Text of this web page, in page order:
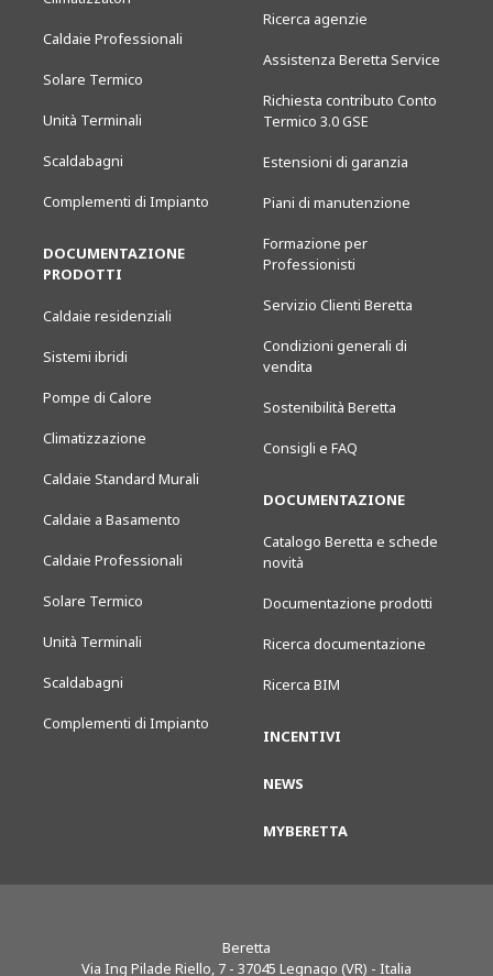
Caldaie Professionali
Solare Termico
Unità Terminali
Scaldabagni
Complementi di Impianto
DOCUMENTAZIONE
PRODOTTI
Caldaie residenziali
Sistemi ibridi
Pompe di Calore
Climatizzazione
Caldaie Standard Murali
Caldaie a Basamento
Caldaie Professionali
Solare Termico
Unità Terminali
Scaldabagni
Complementi di Impianto
Ricerca agenzie
Assistenza Beretta Service
Richiesta contributo Conto
Termico 3.0 GSE
Estensioni di garanzia
Piani di manutenzione
Formazione per
Professionisti
Servizio Clienti Beretta
Condizioni generali di
vendita
Sostenibilità Beretta
Consigli e FAQ
DOCUMENTAZIONE
Catalogo Beretta e schede
novità
Documentazione prodotti
Ricerca documentazione
Ricerca BIM
INCENTIVI
NEWS
MYBERETTA
Beretta
Via Ing Pilade Riello, 7 - 37045 Legnago (VR) - Italia